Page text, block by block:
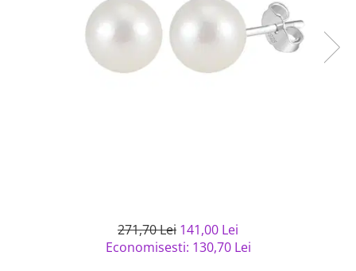
semipretioase
Bijuterii argint placat cu aur
Bijuterii argint cu diverse
Bijuterii de Lux
Bijuterii gotice si rock
Bijuterii Handmade
271,70 Lei 141,00 Lei
Economisesti: 130,70 Lei